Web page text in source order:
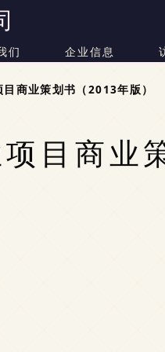
们 企业信息
商业策划书（2013年版）
目商业